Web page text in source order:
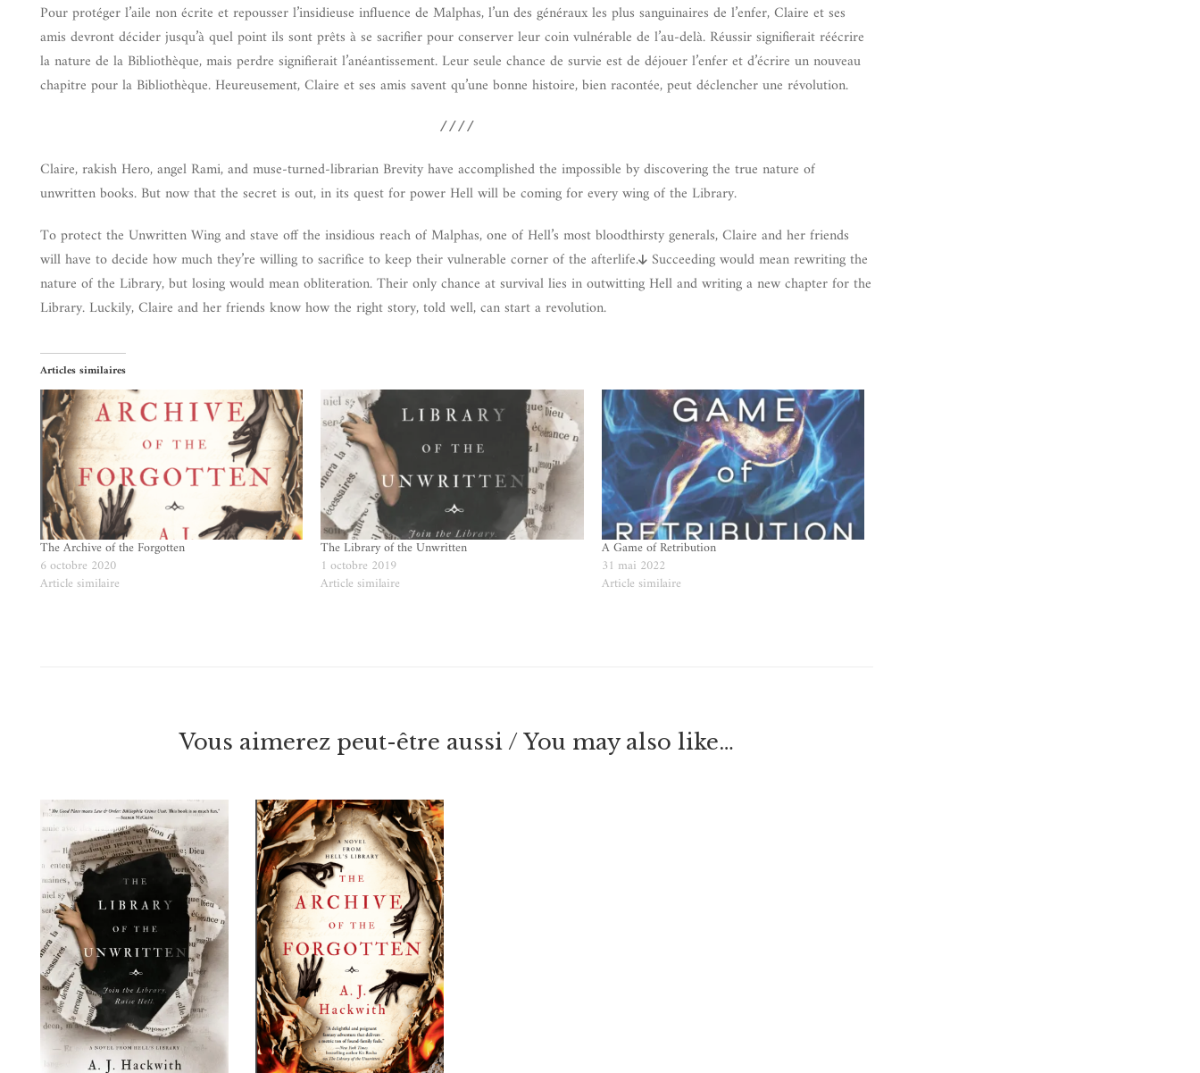
Pour protéger l’aile non écrite et repousser l’insidieuse influence de Malphas, l’un des généraux les plus sanguinaires de l’enfer, Claire et ses
amis devront décider jusqu’à quel point ils sont prêts à se sacrifier pour conserver leur coin vulnérable de l’au-delà. Réussir signifierait réécrire
la nature de la Bibliothèque, mais perdre signifierait l’anéantissement. Leur seule chance de survie est de déjouer l’enfer et d’écrire un nouveau
chapitre pour la Bibliothèque. Heureusement, Claire et ses amis savent qu’une bonne histoire, bien racontée, peut déclencher une révolution.
////
Claire, rakish Hero, angel Rami, and muse-turned-librarian Brevity have accomplished the impossible by discovering the true nature of
unwritten books. But now that the secret is out, in its quest for power Hell will be coming for every wing of the Library.
To protect the Unwritten Wing and stave off the insidious reach of Malphas, one of Hell’s most bloodthirsty generals, Claire and her friends
will have to decide how much they’re willing to sacrifice to keep their vulnerable corner of the afterlife. Succeeding would mean rewriting the
nature of the Library, but losing would mean obliteration. Their only chance at survival lies in outwitting Hell and writing a new chapter for the
Library. Luckily, Claire and her friends know how the right story, told well, can start a revolution.
Articles similaires
The Archive of the Forgotten
6 octobre 2020
Article similaire
The Library of the Unwritten
1 octobre 2019
Article similaire
A Game of Retribution
31 mai 2022
Article similaire
Vous aimerez peut-être aussi / You may also like…